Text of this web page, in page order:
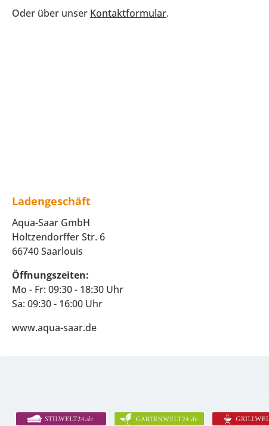
Oder über unser Kontaktformular.
Ladengeschäft
Aqua-Saar GmbH
Holtzendorffer Str. 6
66740 Saarlouis
Öffnungszeiten:
Mo - Fr: 09:30 - 18:30 Uhr
Sa: 09:30 - 16:00 Uhr
www.aqua-saar.de